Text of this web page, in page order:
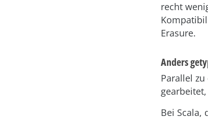
recht
Erasure.
Anders
Parallel
Bei Scala,